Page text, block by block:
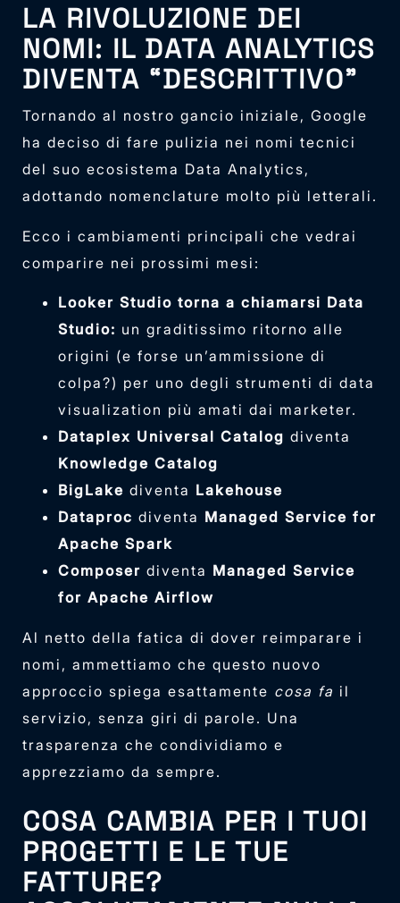
LA RIVOLUZIONE DEI
NOMI: IL DATA ANALYTICS
DIVENTA “DESCRITTIVO”
Tornando al nostro gancio iniziale, Google
ha deciso di fare pulizia nei nomi tecnici
del suo ecosistema Data Analytics,
adottando nomenclature molto più letterali.
Ecco i cambiamenti principali che vedrai
comparire nei prossimi mesi:
Looker Studio torna a chiamarsi Data
Studio: un graditissimo ritorno alle
origini (e forse un’ammissione di
colpa?) per uno degli strumenti di data
visualization più amati dai marketer.
Dataplex Universal Catalog diventa
Knowledge Catalog
BigLake diventa Lakehouse
Dataproc diventa Managed Service for
Apache Spark
Composer diventa Managed Service
for Apache Airflow
Al netto della fatica di dover reimparare i
nomi, ammettiamo che questo nuovo
approccio spiega esattamente cosa fa il
servizio, senza giri di parole. Una
trasparenza che condividiamo e
apprezziamo da sempre.
COSA CAMBIA PER I TUOI
PROGETTI E LE TUE
FATTURE?